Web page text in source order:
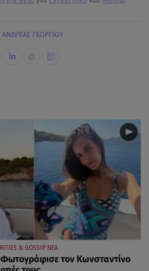
ΑΝΔΡΕΑΣ ΓΕΩΡΓΙΟΥ
& GOSSIP ΝΕΑ
τον Κωνσταντίνο